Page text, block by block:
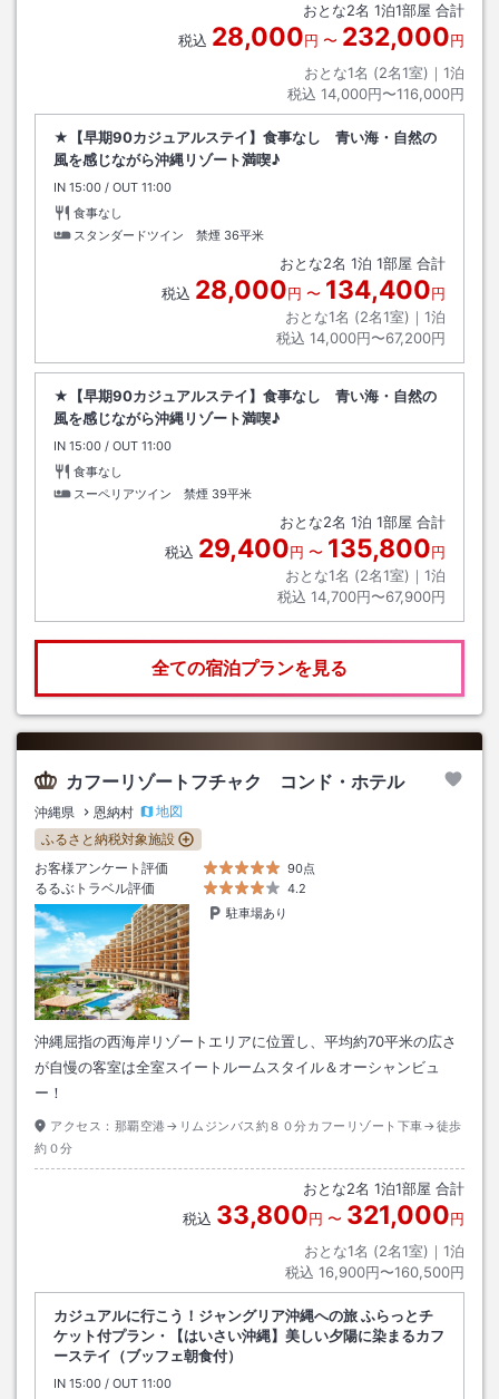
おとな2名 1泊1部屋 合計
税込 28,000円 〜 232,000円
おとな1名 (2名1室)｜ 1泊
税込 14,000円〜116,000円
★【早期90カジュアルステイ】食事なし 青い海・自然の
風を感じながら沖縄リゾート満喫♪
IN チェックイン
15:00 / OUT チェックアウト
11:00
食事なし
スタンダードツイン 禁煙 36平米
おとな2名 1泊 1部屋 合計
税込 28,000円 〜 134,400円
おとな1名 (2名1室)｜ 1泊
税込 14,000円〜67,200円
★【早期90カジュアルステイ】食事なし 青い海・自然の
風を感じながら沖縄リゾート満喫♪
IN チェックイン
15:00 / OUT チェックアウト
11:00
食事なし
スーペリアツイン 禁煙 39平米
おとな2名 1泊 1部屋 合計
税込 29,400円 〜 135,800円
おとな1名 (2名1室)｜ 1泊
税込 14,700円〜67,900円
全ての宿泊プランを見る
カフーリゾートフチャク コンド・ホテル
沖縄県 恩納村
地図
ふるさと納税対象施設
お客様アンケート評価
90点
るるぶトラベル評価
4.2
駐車場あり
沖縄屈指の西海岸リゾートエリアに位置し、平均約70平米の広さ
が自慢の客室は全室スイートルームスタイル＆オーシャンビュ
ー！
アクセス： 那覇空港→リムジンバス約８０分カフーリゾート下車→徒歩
約０分
おとな2名 1泊1部屋 合計
税込 33,800円 〜 321,000円
おとな1名 (2名1室)｜ 1泊
税込 16,900円〜160,500円
カジュアルに行こう！ジャングリア沖縄への旅 ふらっとチ
ケット付プラン・【はいさい沖縄】美しい夕陽に染まるカフ
ーステイ（ブッフェ朝食付）
IN チェックイン
15:00 / OUT チェックアウト
11:00